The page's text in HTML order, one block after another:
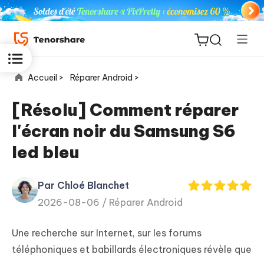
for iOS
PDNob
PDF
New
iAnyGo
Accueil > Réparer Android >
[Résolu] Comment réparer
l'écran noir du Samsung S6
led bleu
Par Chloé Blanchet
2026-08-06 / Réparer Android
Une recherche sur Internet, sur les forums
téléphoniques et babillards électroniques révèle que